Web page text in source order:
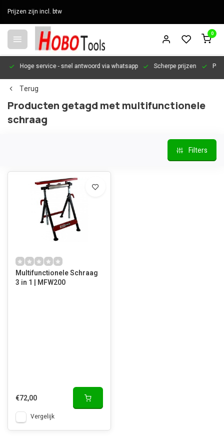
Prijzen zijn incl. btw
0
Hoge service- snel antwoord via whatsapp Scherpe prijzen
Terug
Producten getagd met multifunctionele
schraag
Filters
Multifunctionele Schraag
3 in 1 | MFW200
€72,00
Vergelijk